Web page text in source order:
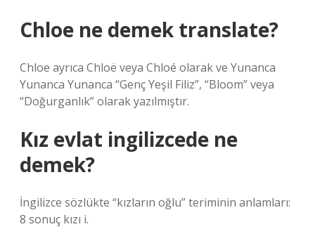
Chloe ne demek translate?
Chloe ayrıca Chloë veya Chloé olarak ve Yunanca
Yunanca Yunanca “Genç Yeşil Filiz”, “Bloom” veya
“Doğurganlık” olarak yazılmıştır.
Kız evlat ingilizcede ne
demek?
İngilizce sözlükte “kızların oğlu” teriminin anlamları:
8 sonuç kızı i.